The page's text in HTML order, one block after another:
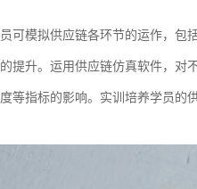
可模拟供应链各环节的运作，包
提升。运用供应链仿真软件，对
等指标的影响。实训培养学员的